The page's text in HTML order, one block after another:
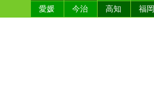
愛媛
今治 高知 福岡